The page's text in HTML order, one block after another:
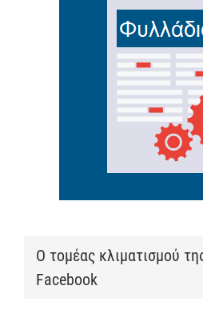
Ο τομέας κλιματισμού
Facebook